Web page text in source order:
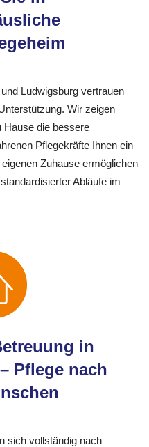
Ludwigsburg vertrauen
Wir zeigen
Hause die bessere
Pflegekräfte Ihnen ein
Zuhause ermöglichen
Abläufe im
in
Pflege nach
sich vollständig nach